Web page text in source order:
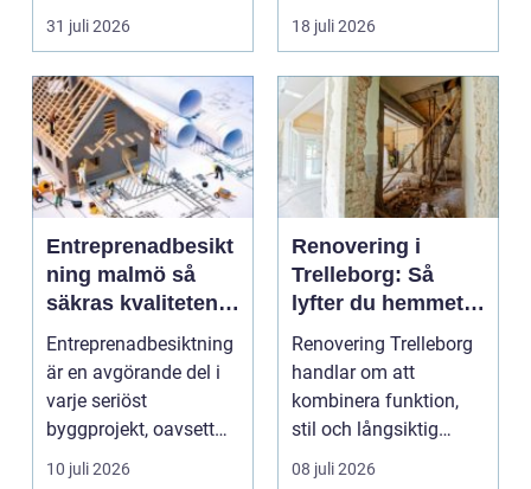
säljas billi...
31 juli 2026
fler vill sän...
18 juli 2026
Entreprenadbesikt
ning malmö så
säkras kvaliteten i
byggprojekt
Entreprenadbesiktning
är en avgörande del i
varje seriöst
byggprojekt, oavsett
om det handlar om en
10 juli 2026
Renovering i
Trelleborg: Så
lyfter du hemmet
på ett smart sätt
Renovering Trelleborg
handlar om att
kombinera funktion,
stil och långsiktig
ekonomi i samma p...
08 juli 2026